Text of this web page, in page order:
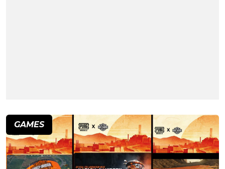
GAMES